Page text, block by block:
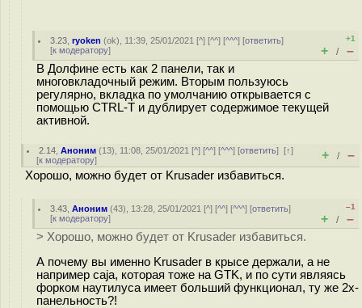
3.23 ,ryoken (ok), 11:39, 25/01/2021 [^] [^^] [^^^] [ответить]
[к модератору]
+1
+ / –
В Долфине есть как 2 панели, так и
многовкладочный режим. Вторым пользуюсь
регулярно, вкладка по умолчанию открывается с
помощью CTRL-T и дублирует содержимое текущей
активной.
2.14 ,Аноним (13), 11:08, 25/01/2021 [^] [^^] [^^^] [ответить][↑]
[к модератору] + / –
Хорошо, можно будет от Krusader избавиться.
3.43 ,Аноним (43), 13:28, 25/01/2021 [^] [^^] [^^^] [ответить]
[к модератору]
–1
+ / –
> Хорошо, можно будет от Krusader избавиться.
А почему вы именно Krusader в крысе держали, а не
например caja, которая тоже на GTK, и по сути являясь
форком наутилуса имеет больший функционал, ту же 2х-
панельность?!